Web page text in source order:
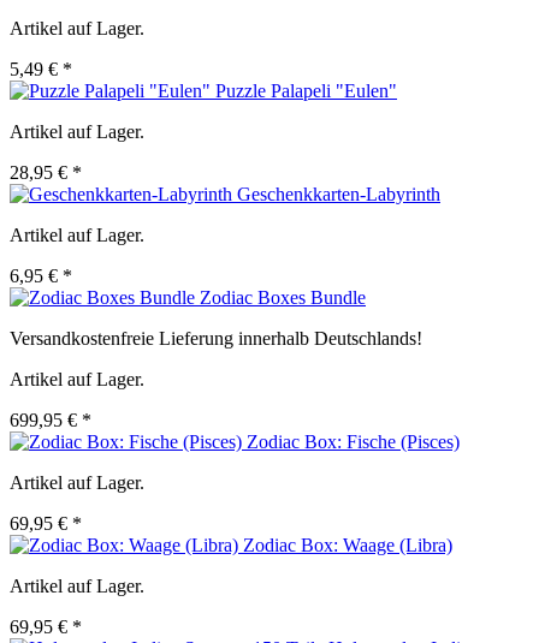
Artikel auf Lager.
5,49 € *
Puzzle Palapeli "Eulen"
Artikel auf Lager.
28,95 € *
Geschenkkarten-Labyrinth
Artikel auf Lager.
6,95 € *
Zodiac Boxes Bundle
Versandkostenfreie Lieferung innerhalb Deutschlands!
Artikel auf Lager.
699,95 € *
Zodiac Box: Fische (Pisces)
Artikel auf Lager.
69,95 € *
Zodiac Box: Waage (Libra)
Artikel auf Lager.
69,95 € *